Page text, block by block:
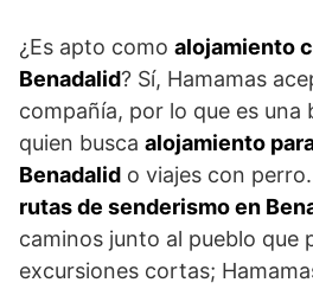
¿Es apto como alojamiento
Benadalid? Sí, Hamamas
compañía, por lo que es una
quien busca alojamiento
Benadalid o viajes con
rutas de senderismo en
caminos junto al pueblo que
excursiones cortas;